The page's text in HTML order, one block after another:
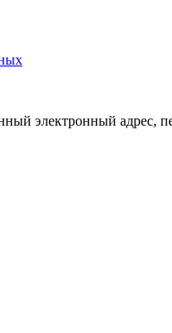
электронный адрес,